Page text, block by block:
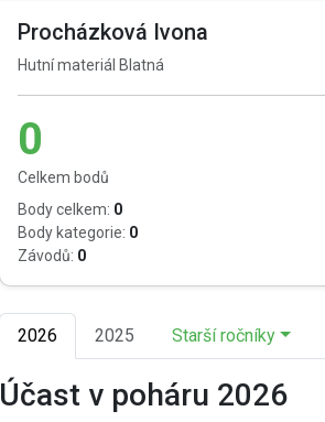
Procházková Ivona
Hutní materiál Blatná
0
Celkem bodů
Body celkem: 0
Body kategorie: 0
Závodů: 0
2026 2025 Starší ročníky
Účast v poháru 2026